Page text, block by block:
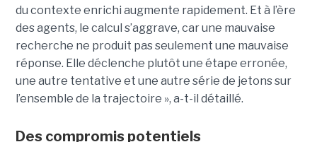
du contexte enrichi augmente rapidement. Et à l’ère
des agents, le calcul s’aggrave, car une mauvaise
recherche ne produit pas seulement une mauvaise
réponse. Elle déclenche plutôt une étape erronée,
une autre tentative et une autre série de jetons sur
l’ensemble de la trajectoire », a-t-il détaillé.
Des compromis potentiels